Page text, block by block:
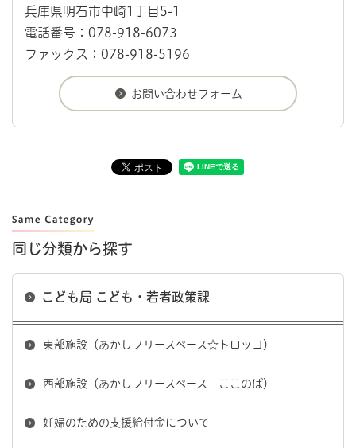
兵庫県明石市中崎1丁目5-1
電話番号：078-918-6073
ファックス：078-918-5196
同じ分類から探す
こども局 こども・若者政策課
東部施設（あかしフリースペース☆トロッコ）
西部施設（あかしフリースペース ここのば）
妊婦のための支援給付金について